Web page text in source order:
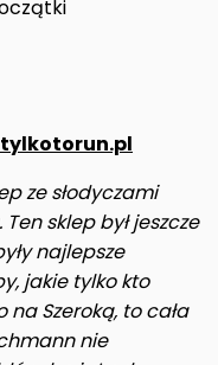
tylkotorun.pl
ze słodyczami
sklep był jeszcze
najlepsze
jakie tylko kto
na Szeroką, to cała
nie